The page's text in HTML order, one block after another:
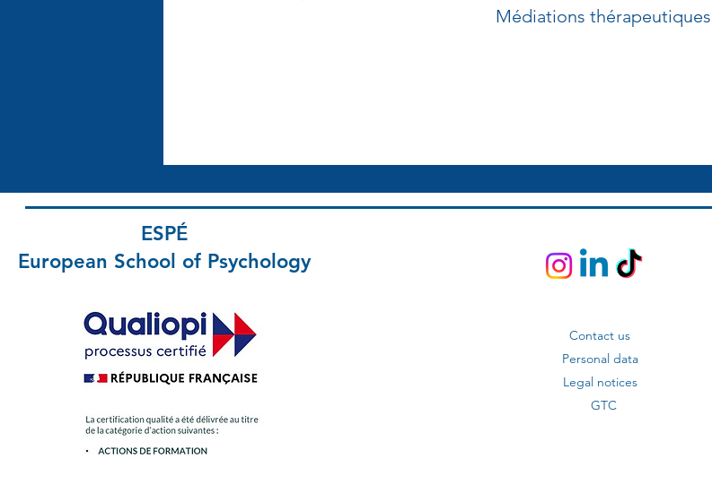
Médiations thérapeutiques
ESPÉ
European School of Psychology
Contact us
Personal data
Legal notices
GTC